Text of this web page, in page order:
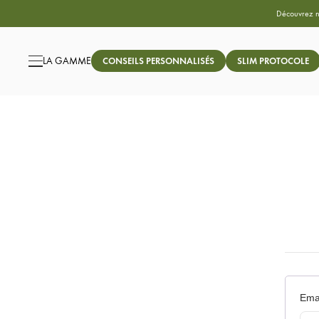
Découvrez
LA GAMME CONSEILS PERSONNALISÉS SLIM PROTOCOLE